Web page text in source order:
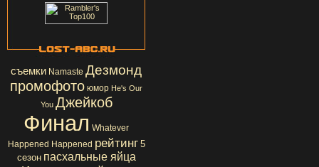
съемки Namaste Дезмонд
промофото юмор He's Our
You Джейкоб
Финал Whatever
Happened Happened рейтинг 5
сезон пасхальные яйца